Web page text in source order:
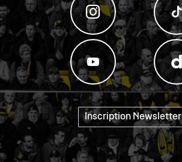
Inscription Newsletter